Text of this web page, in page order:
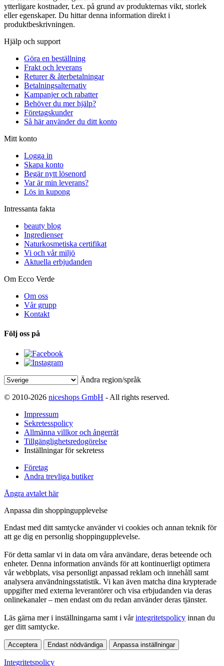
ytterligare kostnader, t.ex. på grund av produkternas vikt, storlek
eller egenskaper. Du hittar denna information direkt i
produktbeskrivningen.
Hjälp och support
Göra en beställning
Frakt och leverans
Returer & återbetalningar
Betalningsalternativ
Kampanjer och rabatter
Behöver du mer hjälp?
Företagskunder
Så här använder du ditt konto
Mitt konto
Logga in
Skapa konto
Begär nytt lösenord
Var är min leverans?
Lös in kupong
Intressanta fakta
beauty blog
Ingredienser
Naturkosmetiska certifikat
Vi och vår miljö
Aktuella erbjudanden
Om Ecco Verde
Om oss
Vår grupp
Kontakt
Följ oss på
Ändra region/språk
© 2010-2026 niceshops GmbH - All rights reserved.
Impressum
Sekretesspolicy
Allmänna villkor och ångerrät
Tillgänglighetsredogörelse
Inställningar för sekretess
Företag
Andra trevliga butiker
Ångra avtalet här
Anpassa din shoppingupplevelse
Endast med ditt samtycke använder vi cookies och annan teknik för
att ge dig en personlig shoppingupplevelse.
För detta samlar vi in data om våra användare, deras beteende och
enheter. Denna information används för att kontinuerligt optimera
vår webbplats, visa personligt anpassad reklam och innehåll samt
analysera användningsstatistik. Vi kan även matcha dina krypterade
uppgifter med externa leverantörer och visa erbjudanden via deras
onlinekanaler – men endast om du redan använder deras tjänster.
Läs gärna mer i inställningarna samt i vårintegritetspolicy innan du
ger ditt samtycke.
Acceptera Endast nödvändiga Anpassa inställningar
Integritetspolicy